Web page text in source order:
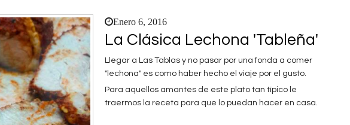
Enero 6, 2016
La Clásica Lechona 'Tableña'
Llegar a Las Tablas y no pasar por una fonda a comer
"lechona" es como haber hecho el viaje por el gusto.
Para aquellos amantes de este plato tan típico le
traermos la receta para que lo puedan hacer en casa.